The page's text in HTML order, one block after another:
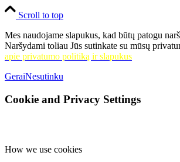
Scroll to top
Mes naudojame slapukus, kad būtų patogu
Naršydami toliau Jūs sutinkate su mūsų
apie privatumo politiką ir slapukus
GeraiNesutinku
Cookie and Privacy Settings
How we use cookies